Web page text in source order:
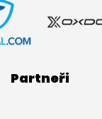
Partneři